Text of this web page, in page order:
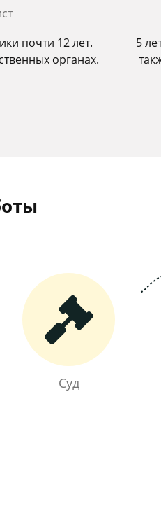
почти 12 лет.
органах.
5
Суд